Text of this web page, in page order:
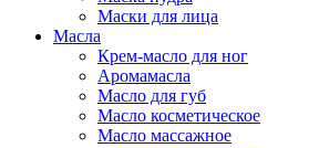
Маски для лица
Масла
Крем-масло для ног
Аромамасла
Масло для губ
Масло косметическое
Масло массажное